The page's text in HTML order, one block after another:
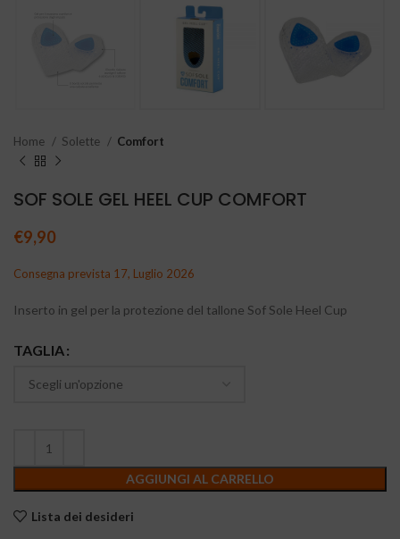
Home Solette Comfort
SOF SOLE GEL HEEL CUP COMFORT
€9,90
Consegna prevista 17, Luglio 2026
Inserto in gel per la protezione del tallone Sof Sole Heel Cup
TAGLIA
AGGIUNGI AL CARRELLO
Lista dei desideri